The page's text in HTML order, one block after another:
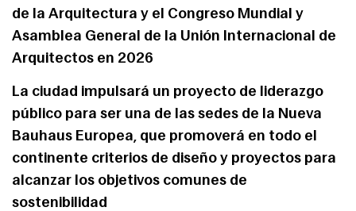
de la Arquitectura y el Congreso Mundial y
Asamblea General de la Unión Internacional de
Arquitectos en 2026
La ciudad impulsará un proyecto de liderazgo
público para ser una de las sedes de la Nueva
Bauhaus Europea, que promoverá en todo el
continente criterios de diseño y proyectos para
alcanzar los objetivos comunes de
sostenibilidad